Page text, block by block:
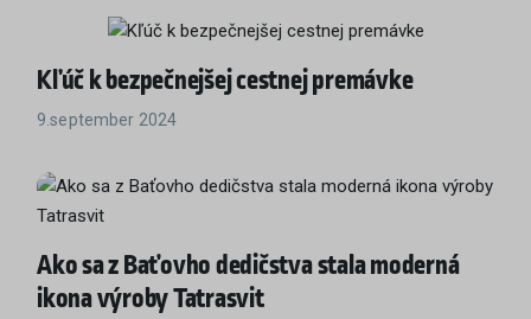
Kľúč k bezpečnejšej cestnej premávke
9.september 2024
Ako sa z Baťovho dedičstva stala moderná
ikona výroby Tatrasvit